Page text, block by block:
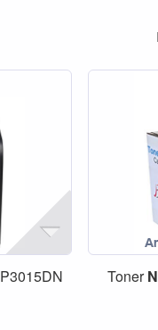
P3015DN Toner